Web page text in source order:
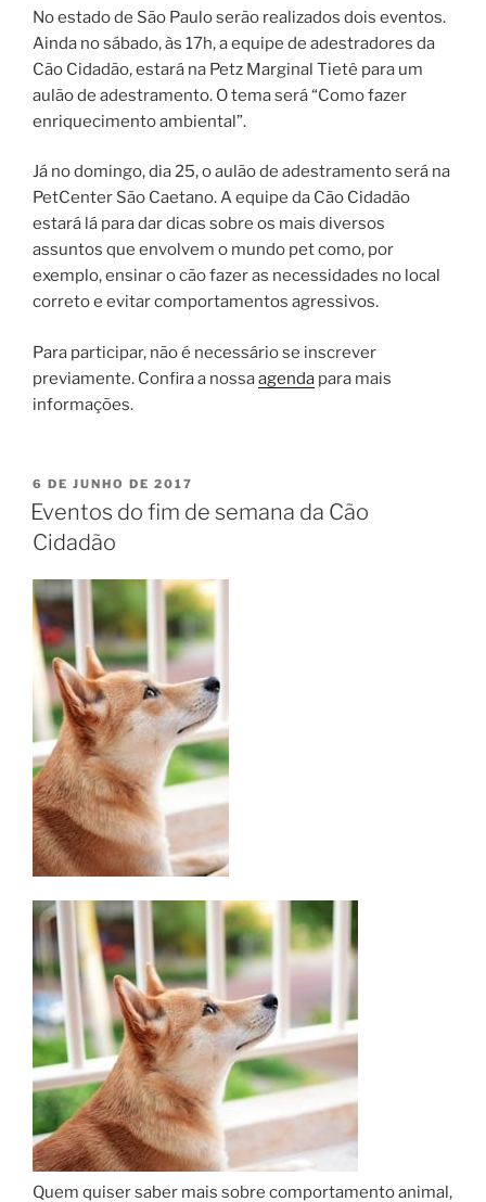
No estado de São Paulo serão realizados dois eventos.
Ainda no sábado, às 17h, a equipe de adestradores da
Cão Cidadão, estará na Petz Marginal Tietê para um
aulão de adestramento. O tema será “Como fazer
enriquecimento ambiental”.
Já no domingo, dia 25, o aulão de adestramento será na
PetCenter São Caetano. A equipe da Cão Cidadão
estará lá para dar dicas sobre os mais diversos
assuntos que envolvem o mundo pet como, por
exemplo, ensinar o cão fazer as necessidades no local
correto e evitar comportamentos agressivos.
Para participar, não é necessário se inscrever
previamente. Confira a nossaagenda para mais
informações.
6 DE JUNHO DE 2017
Eventos do fim de semana da Cão
Cidadão
Quem quiser saber mais sobre comportamento animal,